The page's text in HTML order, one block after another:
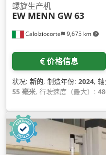
Calolziocorte 9,675 km
螺旋生产机
EW MENN GW 63
价格信息
状况: 新的, 制造年份: 2024,
55 毫米, 行驶速度（最大）: